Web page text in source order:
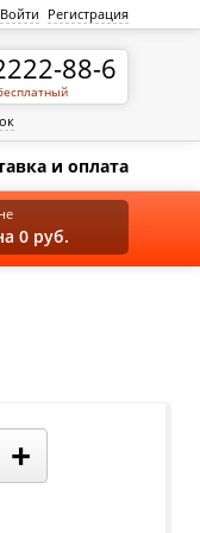
Войти Регистрация
88-6
и оплата
+
0 руб.